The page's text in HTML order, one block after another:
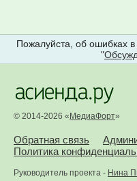
Пожалуйста, об ошибках
"
© 2014-2026 «МедиаФорт»
Обратная связь
Политика
Руководитель проекта - Нина